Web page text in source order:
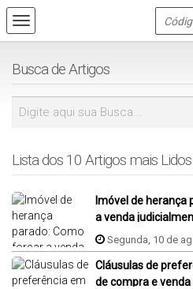
Busca de Artigos
Lista dos 10 Artigos mais Lidos
Imóvel de herança
a venda
Segunda, 10 de
Cláusulas de
de compra e